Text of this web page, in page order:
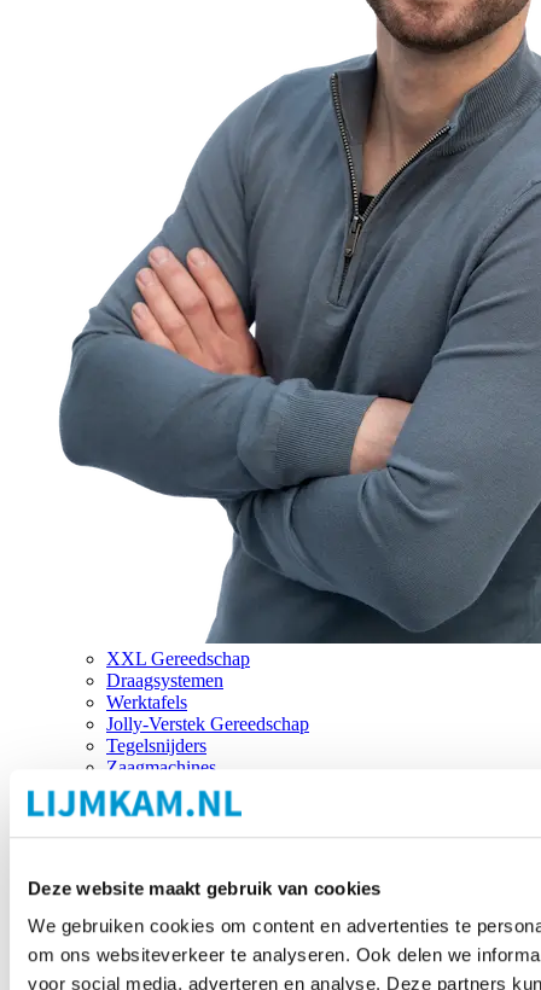
Deze website maakt gebruik van cookies
We gebruiken cookies om content en advertenties te
om ons websiteverkeer te analyseren. Ook delen we
voor social media, adverteren en analyse. Deze partners
XXL Gereedschap
Draagsystemen
Werktafels
Jolly-Verstek Gereedschap
Tegelsnijders
Zaagmachines
Merken